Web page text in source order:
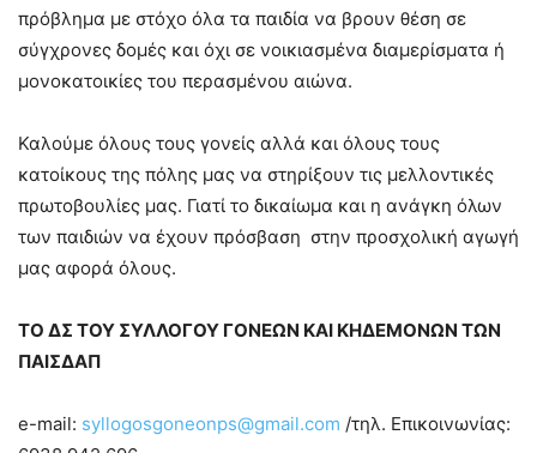
πρόβλημα με στόχο όλα τα παιδία να βρουν θέση σε
σύγχρονες δομές και όχι σε νοικιασμένα διαμερίσματα ή
μονοκατοικίες του περασμένου αιώνα.
Καλούμε όλους τους γονείς αλλά και όλους τους
κατοίκους της πόλης μας να στηρίξουν τις μελλοντικές
πρωτοβουλίες μας. Γιατί το δικαίωμα και η ανάγκη όλων
των παιδιών να έχουν πρόσβαση στην προσχολική αγωγή
μας αφορά όλους.
ΤΟ ΔΣ ΤΟΥ ΣΥΛΛΟΓΟΥ ΓΟΝΕΩΝ ΚΑΙ ΚΗΔΕΜΟΝΩΝ ΤΩΝ
ΠΑΙΣΔΑΠ
​e-mail: syllogosgoneonps@gmail.com /τηλ. Επικοινωνίας: